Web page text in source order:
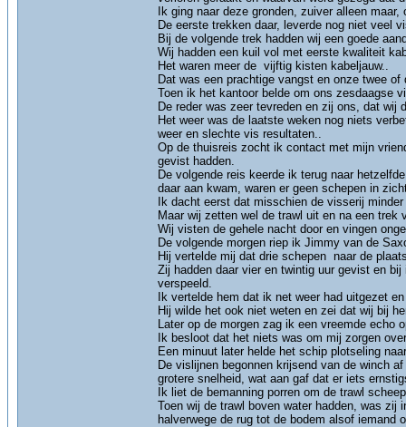
Ik ging naar deze gronden, zuiver alleen
De eerste trekken daar, leverde nog niet veel
Bij de volgende trek hadden wij een goede
Wij hadden een kuil vol met eerste kwaliteit
Het waren meer de vijftig kisten kabeljauw..
Dat was een prachtige vangst en onze twee
Toen ik het kantoor belde om ons zesdaagse
De reder was zeer tevreden en zij ons, dat wij
Het weer was de laatste weken nog niets
weer en slechte vis resultaten..
Op de thuisreis zocht ik contact met mijn
gevist hadden.
De volgende reis keerde ik terug naar
daar aan kwam, waren er geen schepen in
Ik dacht eerst dat misschien de visserij
Maar wij zetten wel de trawl uit en na een trek
Wij visten de gehele nacht door en vingen
De volgende morgen riep ik Jimmy van de
Hij vertelde mij dat drie schepen naar de
Zij hadden daar vier en twintig uur gevist en
verspeeld.
Ik vertelde hem dat ik net weer had uitgezet
Hij wilde het ook niet weten en zei dat wij bij
Later op de morgen zag ik een vreemde echo
Ik besloot dat het niets was om mij zorgen
Een minuut later helde het schip plotseling
De vislijnen begonnen krijsend van de winch
grotere snelheid, wat aan gaf dat er iets
Ik liet de bemanning porren om de trawl
Toen wij de trawl boven water hadden, was
halverwege de rug tot de bodem alsof iemand